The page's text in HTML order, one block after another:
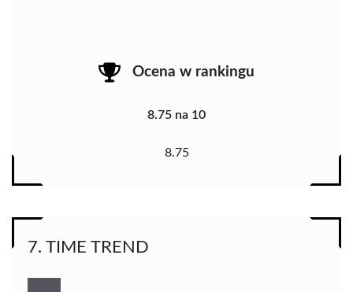
Ocena w rankingu
8.75 na 10
8.75
7. TIME TREND